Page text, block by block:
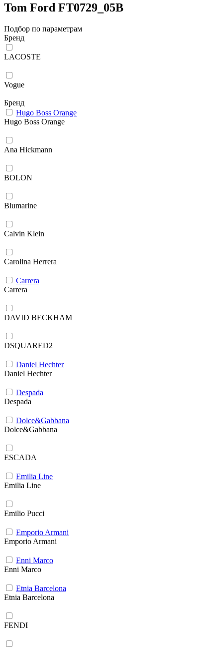
Tom Ford FT0729_05B
Подбор по параметрам
Бренд
LACOSTE
Vogue
Бренд
Hugo Boss Orange
Hugo Boss Orange
Ana Hickmann
BOLON
Blumarine
Calvin Klein
Carolina Herrera
Carrera
Carrera
DAVID BECKHAM
DSQUARED2
Daniel Hechter
Daniel Hechter
Despada
Despada
Dolce&Gabbana
Dolce&Gabbana
ESCADA
Emilia Line
Emilia Line
Emilio Pucci
Emporio Armani
Emporio Armani
Enni Marco
Enni Marco
Etnia Barcelona
Etnia Barcelona
FENDI